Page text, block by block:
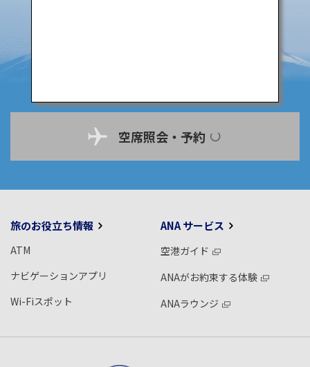
空席照会・予約
旅のお役立ち情報
ATM
ナビゲーションアプリ
Wi-Fiスポット
ANA サービス
空港ガイド
ANAがお約束する体験
ANAラウンジ